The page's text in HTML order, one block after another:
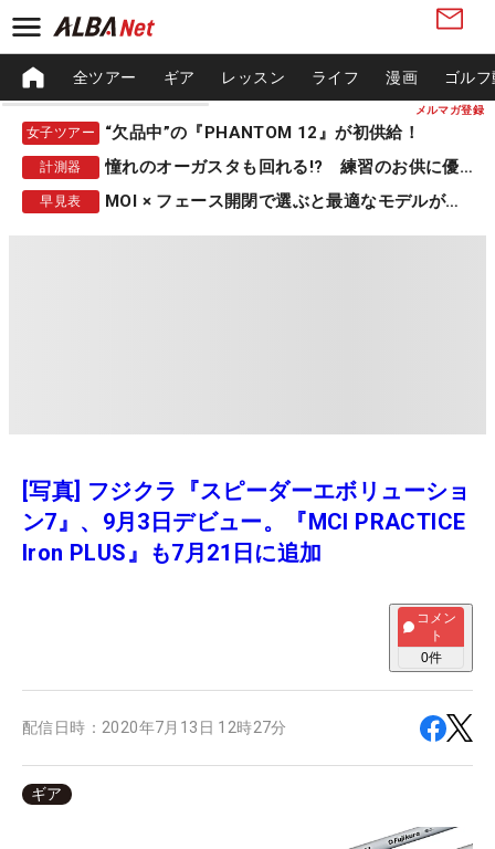
メルマガ登録
全ツアー ギア レッスン ライフ 漫画 ゴル
女子ツアー “欠品中”の『PHANTOM 12』が初供給！
計測器 憧れのオーガスタも回れる!? 練習のお供に優秀な一品
早見表 MOI × フェース開閉で選ぶと最適なモデルが見つかる
[写真] フジクラ『スピーダーエボリューショ
ン7』、9月3日デビュー。『MCI PRACTICE
Iron PLUS』も7月21日に追加
コメン
ト
0件
配信日時： 2020年7月13日 12時27分
ギア